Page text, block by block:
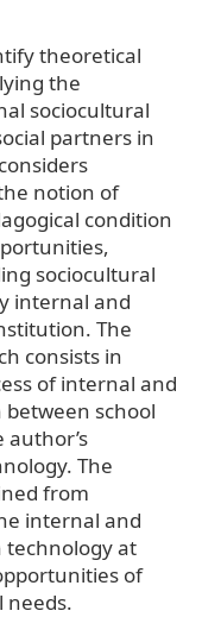
theoretical
the
sociocultural
partners in
notion of
condition
sociocultural
internal and
The
consists in
of internal and
school
The
from
internal and
at
of
needs.